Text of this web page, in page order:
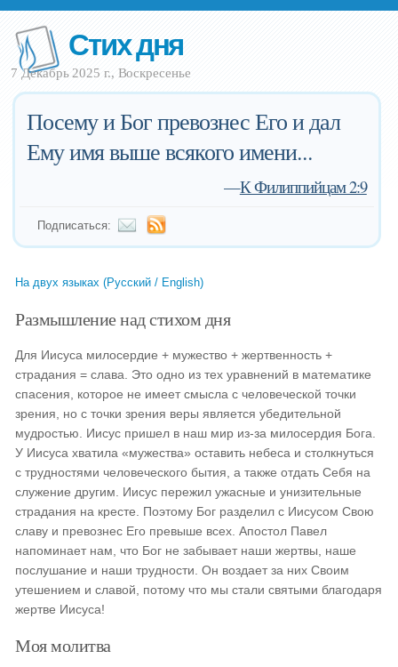
Стих дня
7 Декабрь 2025 г., Воскресенье
Посему и Бог превознес Его и дал
Ему имя выше всякого имени...
—К Филиппийцам 2:9
Подписаться:
На двух языках (Русский / English)
Размышление над стихом дня
Для Иисуса милосердие + мужество + жертвенность +
страдания = слава. Это одно из тех уравнений в математике
спасения, которое не имеет смысла с человеческой точки
зрения, но с точки зрения веры является убедительной
мудростью. Иисус пришел в наш мир из-за милосердия Бога.
У Иисуса хватила «мужества» оставить небеса и столкнуться
с трудностями человеческого бытия, а также отдать Себя на
служение другим. Иисус пережил ужасные и унизительные
страдания на кресте. Поэтому Бог разделил с Иисусом Свою
славу и превознес Его превыше всех. Апостол Павел
напоминает нам, что Бог не забывает наши жертвы, наше
послушание и наши трудности. Он воздает за них Своим
утешением и славой, потому что мы стали святыми благодаря
жертве Иисуса!
Моя молитва